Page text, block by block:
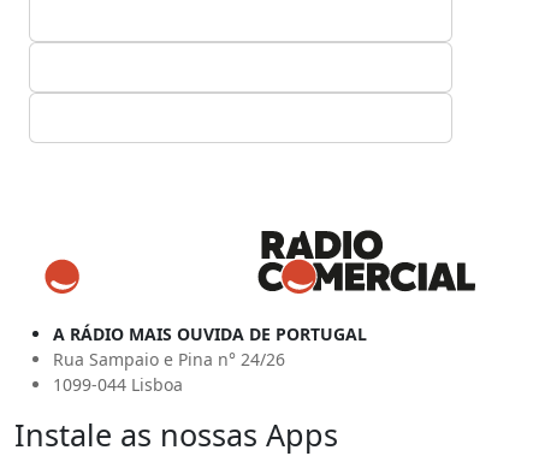
A RÁDIO MAIS OUVIDA DE PORTUGAL
Rua Sampaio e Pina n° 24/26
1099-044 Lisboa
Instale as nossas Apps